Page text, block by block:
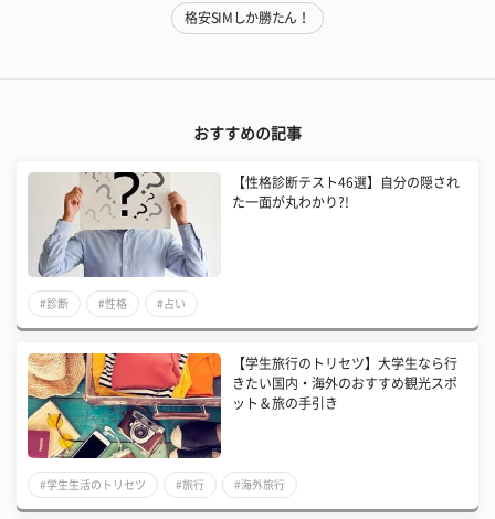
格安SIMしか勝たん！
おすすめの記事
【性格診断テスト46選】自分の隠され
た一面が丸わかり?!
#診断 #性格 #占い
【学生旅行のトリセツ】大学生なら行
きたい国内・海外のおすすめ観光スポ
ット＆旅の手引き
#学生生活のトリセツ #旅行 #海外旅行